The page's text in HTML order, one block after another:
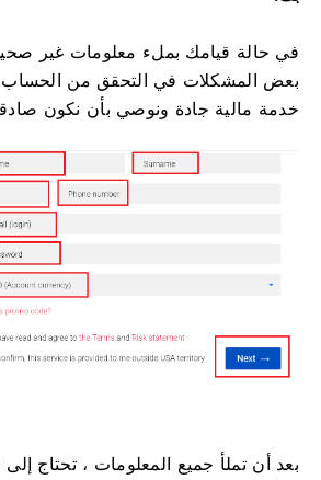
في حالة قيامك بملء معلومات غير
بعض المشكلات في التحقق من
خدمة مالية جادة ونوصي بأن نكون
بعد أن تملأ جميع المعلومات ، تحتاج